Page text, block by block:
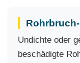
Undichte oder
beschädigte